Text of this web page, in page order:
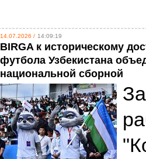
14.07.2026 / 14:09:19
BIRGA к историческому
футбола Узбекистана
национальной сборной